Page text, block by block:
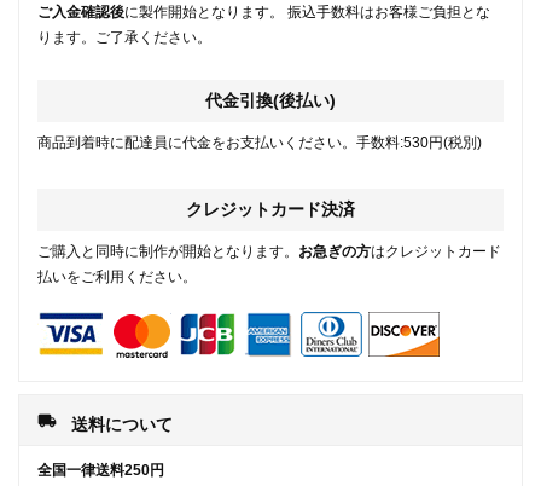
ご入金確認後に製作開始となります。 振込手数料はお客様ご負担とな
ります。ご了承ください。
代金引換(後払い)
商品到着時に配達員に代金をお支払いください。手数料:530円(税別)
クレジットカード決済
ご購入と同時に制作が開始となります。 お急ぎの方はクレジットカード
払いをご利用ください。
local_shipping 送料について
全国一律送料250円